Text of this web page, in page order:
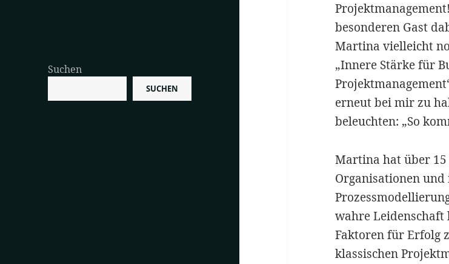
Suchen
SUCHEN
besonderen Gast
Martina vielleicht
„Innere Stärke für
erneut bei mir zu
beleuchten: „So
Martina hat über
Organisationen
wahre
Faktoren für Erfolg
klassischen